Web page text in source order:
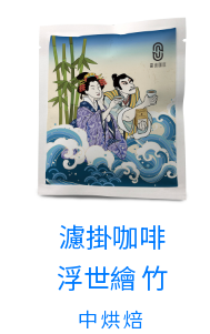
濾掛咖啡
浮世繪 竹
中烘焙